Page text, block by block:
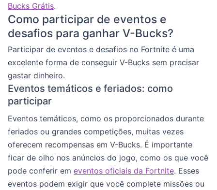
Bucks Grátis.
Como participar de eventos e
desafios para ganhar V-Bucks?
Participar de eventos e desafios no Fortnite é uma
excelente forma de conseguir V-Bucks sem precisar
gastar dinheiro.
Eventos temáticos e feriados: como
participar
Eventos temáticos, como os proporcionados durante
feriados ou grandes competições, muitas vezes
oferecem recompensas em V-Bucks. É importante
ficar de olho nos anúncios do jogo, como os que você
pode conferir em eventos oficiais da Fortnite. Esses
eventos podem exigir que você complete missões ou